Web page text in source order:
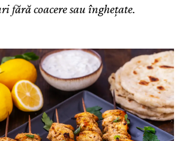
fără coacere sau înghețate.